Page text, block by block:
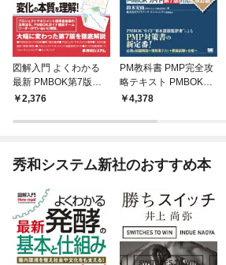
図解入門 よくわかる
最新 PMBOK第7版の
活用2,376
PM教科書 PMP完全攻
略テキスト PMBOKガ
イド第7版対応 改訂版
4,378
秀和システム新社のおすすめ本